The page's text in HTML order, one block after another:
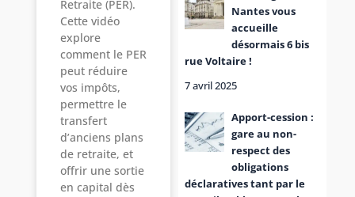
Retraite (PER).
Cette vidéo
explore
comment le PER
peut réduire
vos impôts,
permettre le
transfert
d’anciens plans
de retraite, et
offrir une sortie
en capital dès
Nantes vous
accueille
désormais 6 bis
rue Voltaire !
7 avril 2025
Apport-cession :
gare au non-
respect des
obligations
déclaratives tant par le